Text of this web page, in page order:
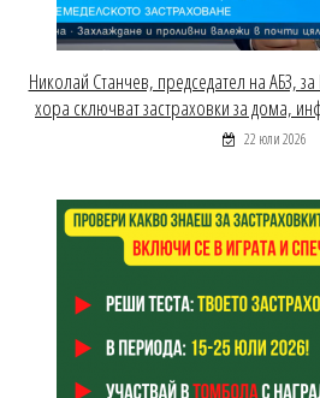
Николай Станчев, председател на АБЗ,
хора сключват застраховки за дома,
22 юли 2026